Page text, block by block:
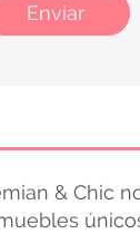
Enviar
& Chic